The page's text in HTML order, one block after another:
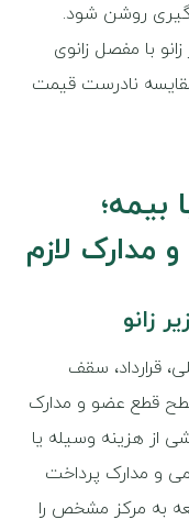
روشن شود.
با مفصل زانوی
مقایسه نادرست قیمت
بیمه؛
مدارک لازم
زانو
قرارداد، سقف
قطع عضو و مدارک
از هزینه وسیله یا
و مدارک پرداخت
به مرکز مشخص را